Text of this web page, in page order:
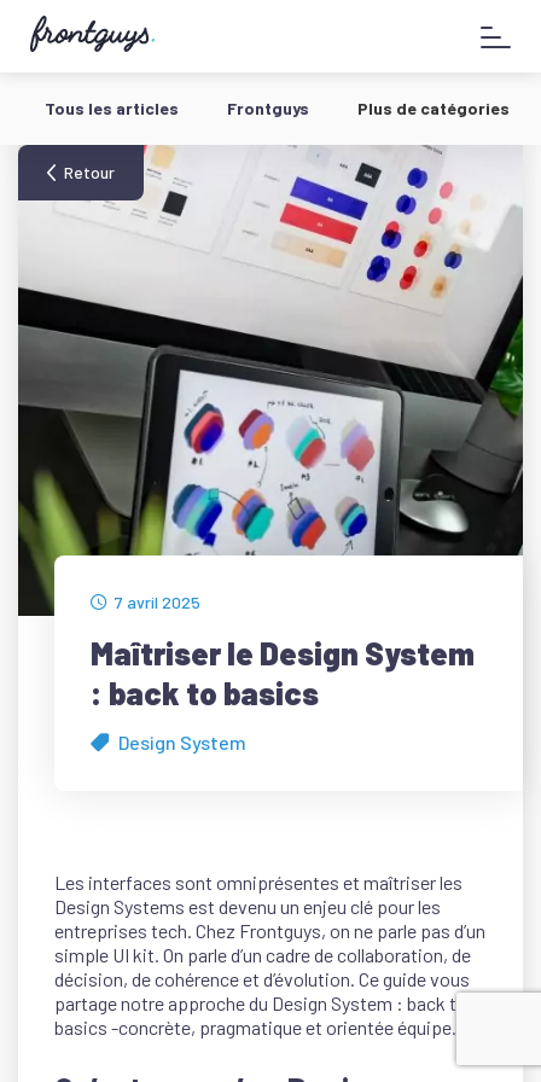
contenu
58
bis
de
Chausée
d'Antin
-
Tous les articles Frontguys Plus de catégories
Retour
7 avril 2025
Maîtriser le Design System
: back to basics
Design System
Les interfaces sont omniprésentes et maîtriser les
Design Systems est devenu un enjeu clé pour les
entreprises tech. Chez Frontguys, on ne parle pas d’un
simple UI kit. On parle d’un cadre de collaboration, de
décision, de cohérence et d’évolution. Ce guide vous
partage notre approche du Design System : back to
basics -concrète, pragmatique et orientée équipe.